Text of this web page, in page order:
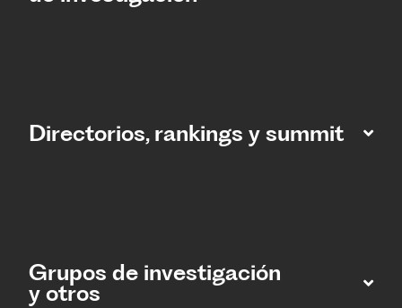
Directorios, rankings y summit
Grupos de investigación
y otros